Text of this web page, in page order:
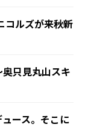
コルズが来秋新
奥只見丸山スキ
ース。そこに